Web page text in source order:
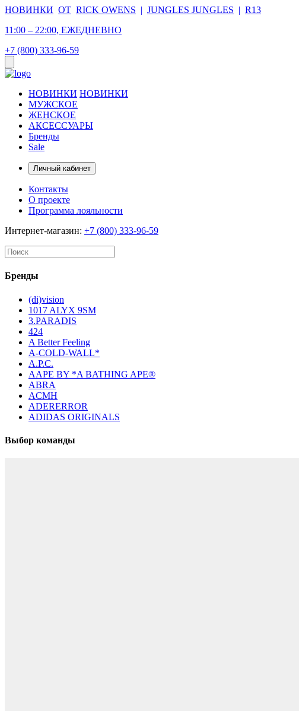
НОВИНКИ ОТ RICK OWENS | JUNGLES JUNGLES | R13
11:00 – 22:00, ЕЖЕДНЕВНО
+7 (800) 333-96-59
НОВИНКИ НОВИНКИ
МУЖСКОЕ
ЖЕНСКОЕ
АКСЕССУАРЫ
Бренды
Sale
Личный кабинет
Контакты
О проекте
Программа лояльности
Интернет-магазин: +7 (800) 333-96-59
Бренды
(di)vision
1017 ALYX 9SM
3.PARADIS
424
A Better Feeling
A-COLD-WALL*
A.P.C.
AAPE BY *A BATHING APE®
ABRA
ACMH
ADERERROR
ADIDAS ORIGINALS
Выбор команды